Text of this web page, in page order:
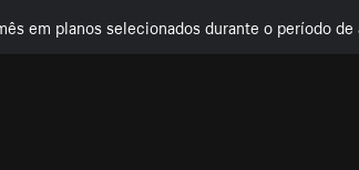
em planos selecionados durante o período de